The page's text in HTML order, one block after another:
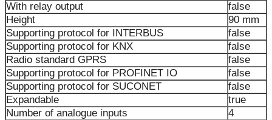
With relay output
false
Height
90 mm
Supporting protocol for INTERBUS
false
Supporting protocol for KNX
false
Radio standard GPRS
false
Supporting protocol for PROFINET IO
false
Supporting protocol for SUCONET
false
Expandable
true
Number of analogue inputs
4